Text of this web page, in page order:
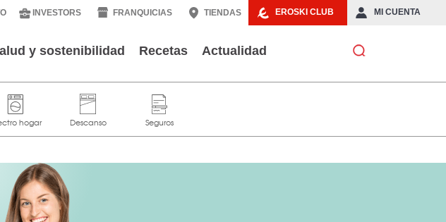
EROSKI CLUB MI CUENTA
INVESTORS FRANQUICIAS TIENDAS
y sostenibilidad Recetas Actualidad